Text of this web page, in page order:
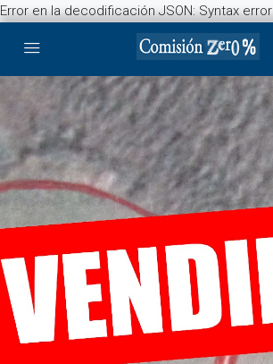
Error en la decodificación JSON: Syntax error